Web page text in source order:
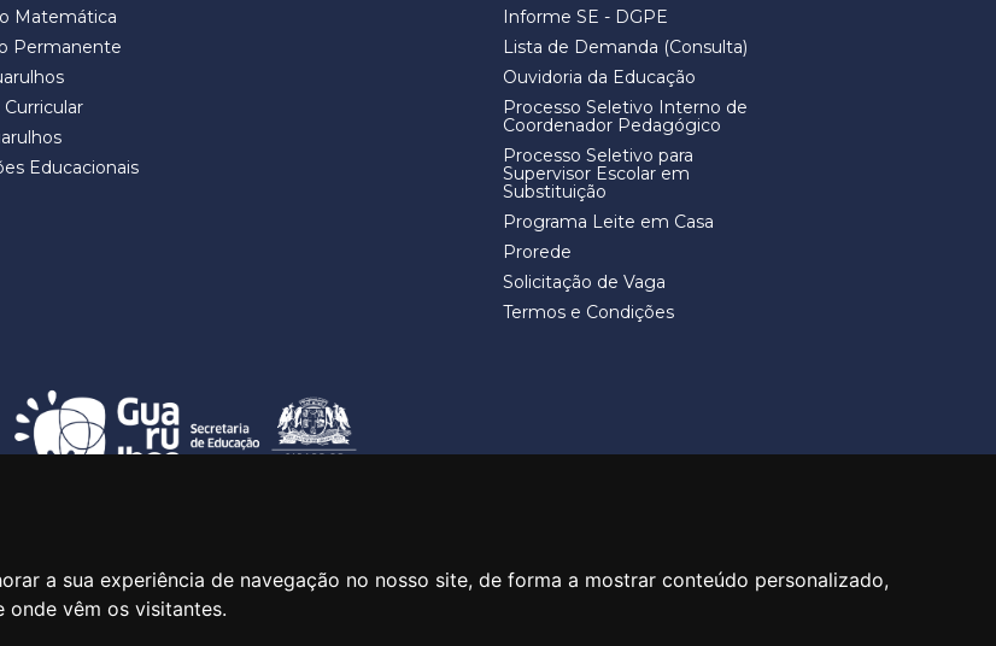
a sua experiência de navegação no nosso site, de forma a mostrar conteúdo personalizado,
onde vêm os visitantes.
Matemática
Permanente
Educacionais
Informe SE - DGPE
Lista de Demanda (Consulta)
Ouvidoria da Educação
Processo Seletivo Interno de
Coordenador Pedagógico
Processo Seletivo para
Supervisor Escolar em
Substituição
Programa Leite em Casa
Prorede
Solicitação de Vaga
Termos e Condições
Barbosa, 313 - Macedo - Guarulhos/SP CEP 07113-040
Central de Atendimento: *55 11 2475-7300